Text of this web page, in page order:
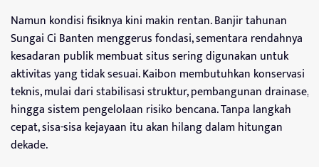
Namun kondisi fisiknya kini makin rentan. Banjir tahunan
Sungai Ci Banten menggerus fondasi, sementara rendahnya
kesadaran publik membuat situs sering digunakan untuk
aktivitas yang tidak sesuai. Kaibon membutuhkan konservasi
teknis, mulai dari stabilisasi struktur, pembangunan drainase,
hingga sistem pengelolaan risiko bencana. Tanpa langkah
cepat, sisa-sisa kejayaan itu akan hilang dalam hitungan
dekade.